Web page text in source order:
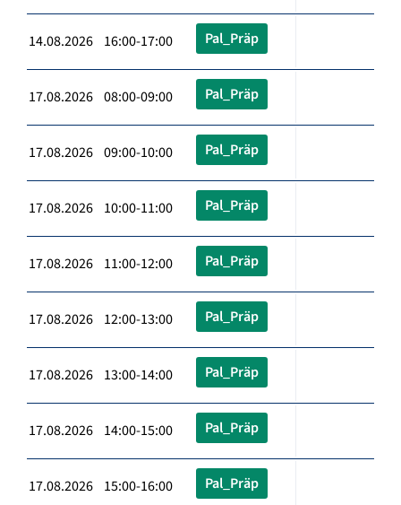
14.08.2026 16:00-17:00 Pal_Präp
17.08.2026 08:00-09:00 Pal_Präp
17.08.2026 09:00-10:00 Pal_Präp
17.08.2026 10:00-11:00 Pal_Präp
17.08.2026 11:00-12:00 Pal_Präp
17.08.2026 12:00-13:00 Pal_Präp
17.08.2026 13:00-14:00 Pal_Präp
17.08.2026 14:00-15:00 Pal_Präp
17.08.2026 15:00-16:00 Pal_Präp